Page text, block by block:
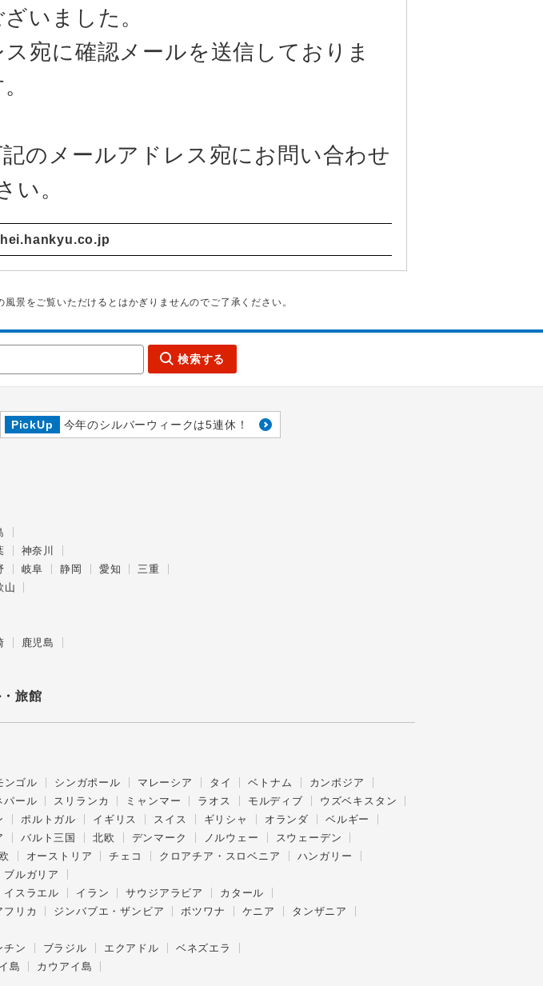
いました。
宛に確認メールを送信しておりま
のメールアドレス宛にお問い合わせ
い。
景をご覧いただけるとはかぎりませんのでご了承ください。
検索する
PickUp 今年のシルバーウィークは5連休！
神奈川
岐阜 静岡 愛知
三重
山
鹿児島
旅館
ンゴル シンガポール マレーシア タイ ベトナム
カンボジア
パール スリランカ ミャンマー ラオス モルディブ
ウズベキスタン
ポルトガル イギリス スイス ギリシャ オランダ
ベルギー
バルト三国 北欧 デンマーク ノルウェー
スウェーデン
オーストリア チェコ クロアチア・スロベニア
ハンガリー
ブルガリア
イスラエル イラン サウジアラビア
カタール
フリカ ジンバブエ・ザンビア ボツワナ ケニア
タンザニア
チン ブラジル エクアドル
ベネズエラ
島
カウアイ島